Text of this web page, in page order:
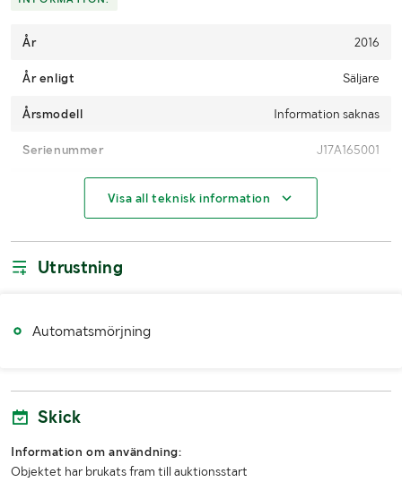
År 2016
År enligt Säljare
Årsmodell Information saknas
Serienummer J17A165001
Oilquick S80
MÅTT OCH VIKT:
Djup (mm)
Övriga
mått
Tryck: 180-210 bar Flöde: 190-230 l/min Diameter
Visa all teknisk information
Utrustning
Automatsmörjning
Skick
Information om användning:
Objektet har brukats fram till auktionsstart